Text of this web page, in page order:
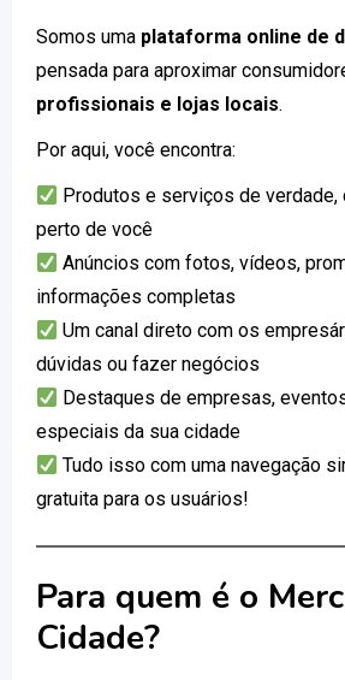
Somos uma plataforma online de
pensada para aproximar
profissionais e lojas locais.
Por aqui, você encontra:
Produtos e serviços de verdade,
perto de você
Anúncios com fotos, vídeos,
informações completas
Um canal direto com os
dúvidas ou fazer negócios
Destaques de empresas,
especiais da sua cidade
Tudo isso com uma navegação
gratuita para os usuários!
Para quem é o
Cidade?